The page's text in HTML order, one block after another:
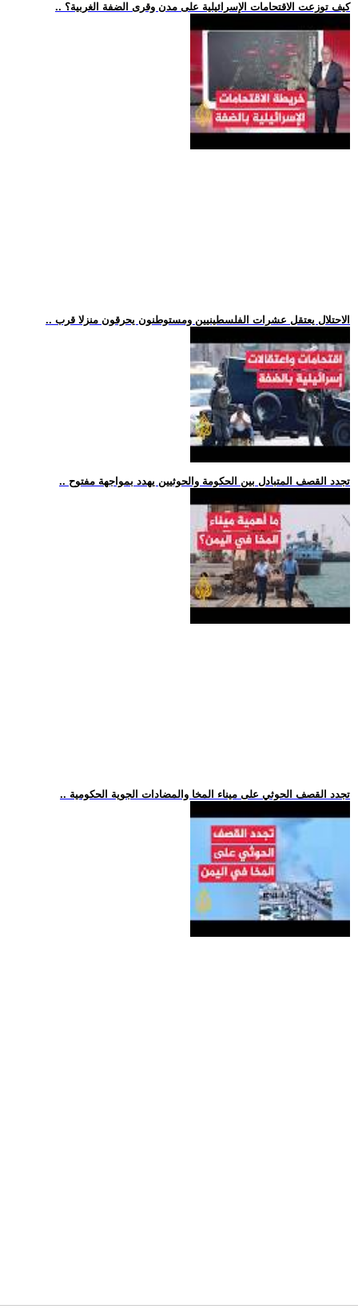
.. كيف توزعت الاقتحامات الإسرائيلية على مدن وقرى الضفة الغربية؟
.. الاحتلال يعتقل عشرات الفلسطينيين ومستوطنون يحرقون منزلا قرب
.. تجدد القصف المتبادل بين الحكومة والحوثيين يهدد بمواجهة مفتوح
.. تجدد القصف الحوثي على ميناء المخا والمضادات الجوية الحكومية